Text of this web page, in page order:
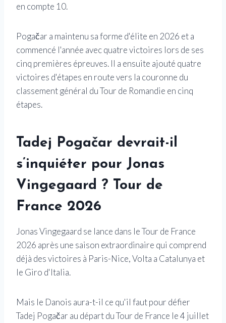
en compte 10.
Pogačar a maintenu sa forme d'élite en 2026 et a
commencé l'année avec quatre victoires lors de ses
cinq premières épreuves. Il a ensuite ajouté quatre
victoires d'étapes en route vers la couronne du
classement général du Tour de Romandie en cinq
étapes.
Tadej Pogačar devrait-il
s’inquiéter pour Jonas
Vingegaard ? Tour de
France 2026
Jonas Vingegaard se lance dans le Tour de France
2026 après une saison extraordinaire qui comprend
déjà des victoires à Paris-Nice, Volta a Catalunya et
le Giro d'Italia.
Mais le Danois aura-t-il ce qu'il faut pour défier
Tadej Pogačar au départ du Tour de France le 4 juillet